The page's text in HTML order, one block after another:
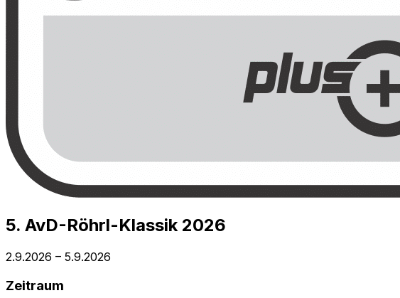
5. AvD-Röhrl-Klassik 2026
2.9.2026 – 5.9.2026
Zeitraum